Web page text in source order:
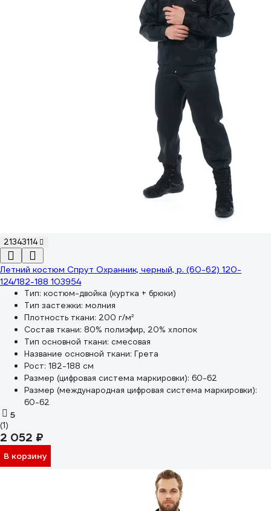
21343114
Летний костюм Спрут Охранник, черный, р. (60-62) 120-
124/182-188 103954
Тип: костюм-двойка (куртка + брюки)
Тип застежки: молния
Плотность ткани: 200 г/м²
Состав ткани: 80% полиэфир, 20% хлопок
Тип основной ткани: смесовая
Название основной ткани: Грета
Рост: 182-188 см
Размер (цифровая система маркировки): 60-62
Размер (международная цифровая система маркировки):
60-62
5
(1)
2 052 ₽
В корзину